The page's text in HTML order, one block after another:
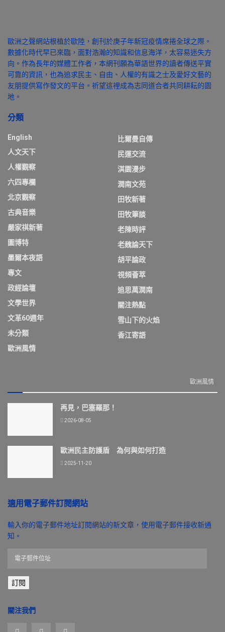
歐洲之聲網站根植於歐陸，創刊於庚子年新冠疫情席捲全球之際。
數據化時代早已來臨，面對浩瀚的知識和信息海洋，太容易迷失方
向。作為長年的媒體工作者，本網刊願為華語世界的讀者傳送平實
可靠的資訊，也為追求民主、自由、人權的有識之士及愛好文藝的
友朋提供寫作發文的平台。祈望這裡成為志同道合者共同耕耘的園
地。
分類
English
人文天下
人權觀察
六四專欄
北京觀察
古典音樂
嚴家祺新著
圖博特
墨爾本夜語
專文
政經論壇
文學世界
文革60週年
未分類
歐洲風情
比爾曼自傳
民運交流
淇園漫步
潤南文苑
田牧新著
田牧筆談
老陳時評
老魏論天下
胡平論政
視頻薈萃
追思萬潤南
關注熱點
雪山下的火焰
香江寄語
歐洲風情
再見，巴塞羅那！
2026-08-05
歐洲民主防護盾 為何與如何打造
2025-11-20
適用電子郵件訂閱網站
輸入你的電子郵件地址訂閱網站的新文章，使用電子郵件接收新通
知。
郵
件
址
訂閱
關注我們